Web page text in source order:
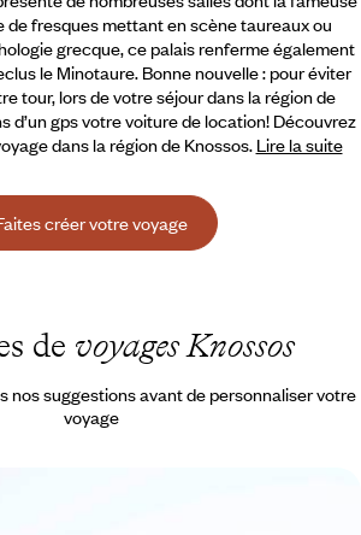
de fresques mettant en scène taureaux ou
grecque, ce palais renferme également
le Minotaure. Bonne nouvelle : pour éviter
tour, lors de votre séjour dans la région de
d’un gps votre voiture de location! Découvrez
dans la région de Knossos. Lire la suite
créer votre voyage
de voyages Knossos
nos suggestions avant de personnaliser votre
voyage